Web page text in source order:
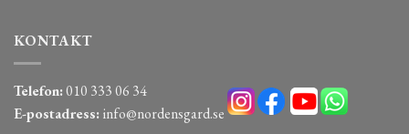
KONTAKT
Telefon:010 333 06 34
E-postadress: info@nordensgard.se